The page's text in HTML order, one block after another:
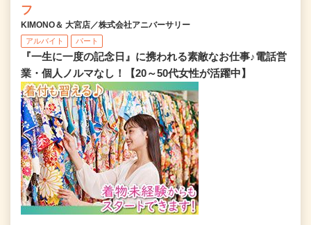
フ
KIMONO＆ 大宮店／株式会社アニバーサリー
アルバイト パート
『一生に一度の記念日』に携われる素敵なお仕事♪電話営
業・個人ノルマなし！【20～50代女性が活躍中】